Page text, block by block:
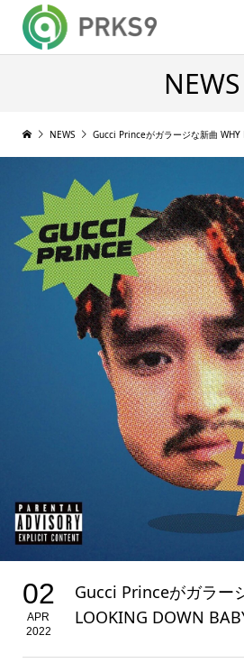
NEWS
NEWS Gucci Princeがガラージな新曲 WHY
02
APR
2022
Gucci Princeがガラー
LOOKING DOWN